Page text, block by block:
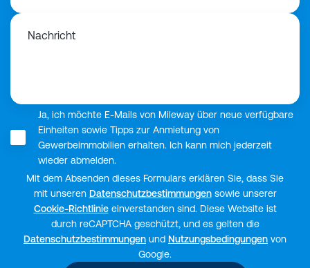
Nachricht
Ja, ich möchte E-Mails von Mileway über neue verfügbare
Einheiten sowie Tipps zur Anmietung von
Gewerbeimmobilien erhalten. Ich kann mich jederzeit
wieder abmelden.
Mit dem Absenden dieses Formulars erklären Sie, dass Sie
mit unseren Datenschutzbestimmungensowie unserer
Cookie-Richtlinieeinverstanden sind. Diese Website ist
durch reCAPTCHA geschützt, und es gelten die
Datenschutzbestimmungen und Nutzungsbedingungen von
Google.